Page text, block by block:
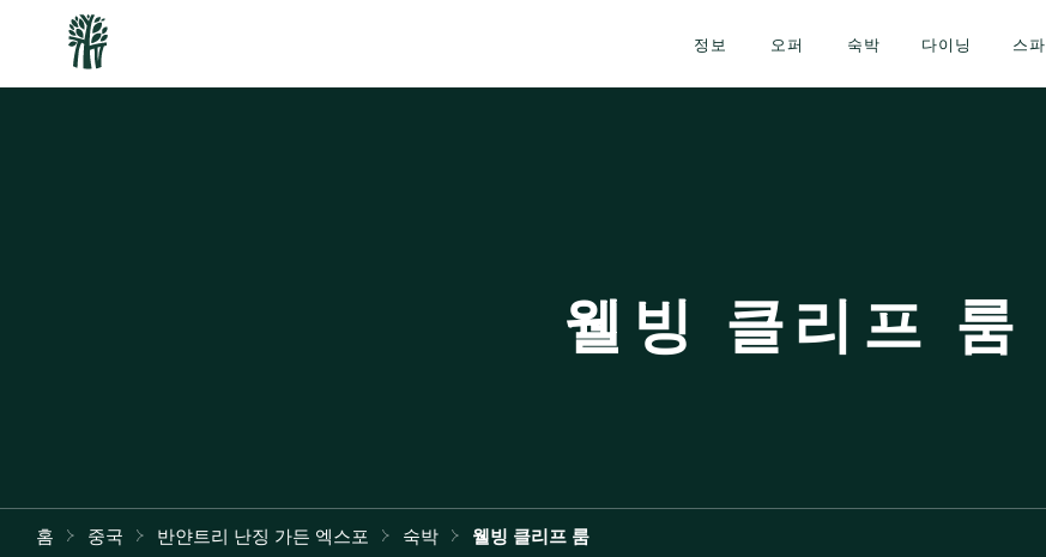
정보 오퍼 숙박 다이닝 스파
웰빙 클리프 룸
홈 중국 반얀트리 난징 가든 엑스포 숙박 웰빙 클리프 룸